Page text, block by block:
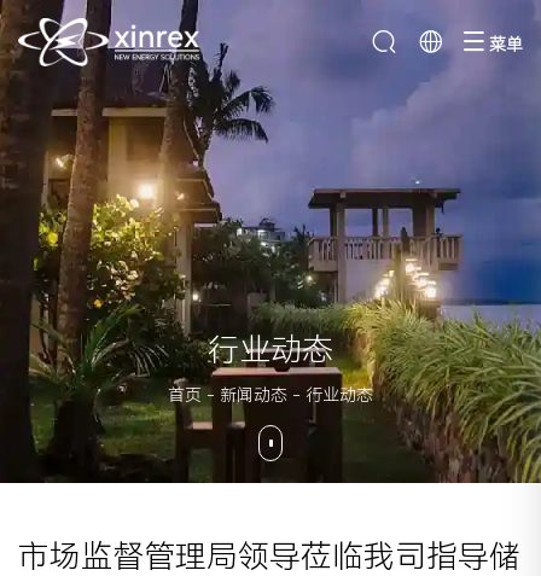
菜单
行业动态
首页 - 新闻动态 - 行业动态
市场监督管理局领导莅临我司指导储